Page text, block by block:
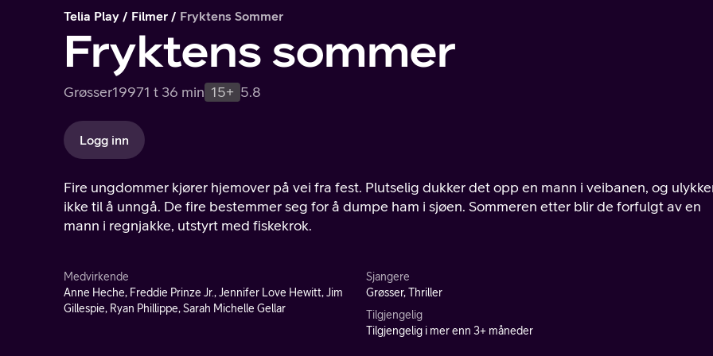
Telia Play Filmer Fryktens Sommer
Fryktens sommer
Grøsser19971 t 36 min 15+ 5.8
Logg inn
Fire ungdommer kjører hjemover på vei fra fest. Plutselig dukker det opp en mann i veibanen, og
ikke til å unngå. De fire bestemmer seg for å dumpe ham i sjøen. Sommeren etter blir de forfulgt av en
mann i regnjakke, utstyrt med fiskekrok.
Medvirkende
Anne Heche, Freddie Prinze Jr., Jennifer Love Hewitt, Jim
Gillespie, Ryan Phillippe, Sarah Michelle Gellar
Sjangere
Grøsser, Thriller
Tilgjengelig
Tilgjengelig i mer enn 3+ måneder